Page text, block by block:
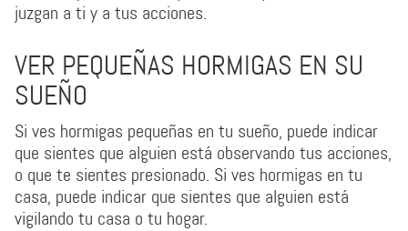
juzgan a ti y a tus acciones.
VER PEQUEÑAS HORMIGAS EN SU
SUEÑO
Si ves hormigas pequeñas en tu sueño, puede indicar
que sientes que alguien está observando tus acciones,
o que te sientes presionado. Si ves hormigas en tu
casa, puede indicar que sientes que alguien está
vigilando tu casa o tu hogar.